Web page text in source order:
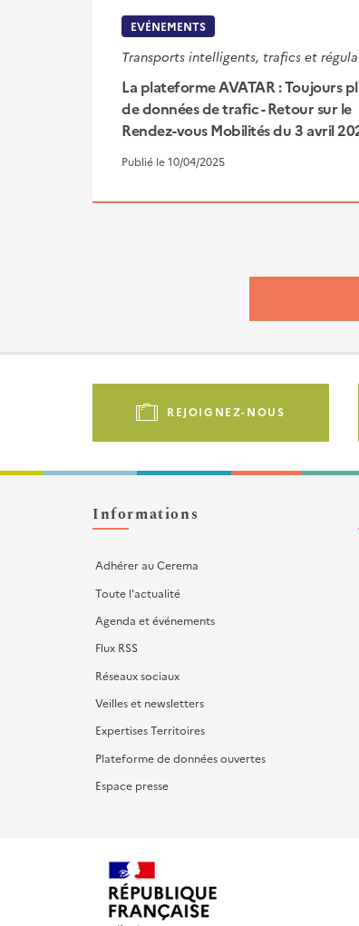
EVÉNEMENTS
Transports intelligents, trafics et
La plateforme AVATAR : Toujours
de données de trafic - Retour sur le
Rendez-vous Mobilités du 3 avril
Publié le 10/04/2025
Pied
Liens
d'actions
REJOIGNEZ-NOUS
Informations
Adhérer au Cerema
Toute l'actualité
Agenda et événements
Flux RSS
Réseaux sociaux
Veilles et newsletters
Expertises Territoires
Plateforme de données ouvertes
Espace presse